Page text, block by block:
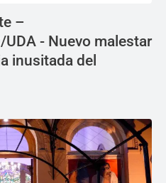
–
- Nuevo malestar
inusitada del